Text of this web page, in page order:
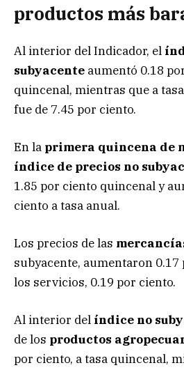
productos más
Al interior del Indicador, el
subyacente aumentó 0.18
quincenal, mientras que a
fue de 7.45 por ciento.
En la primera quincena de
índice de precios no
1.85 por ciento quincenal y
ciento a tasa anual.
Los precios de las
subyacente, aumentaron 0.17
los servicios, 0.19 por ciento.
Al interior del índice no
de los productos
por ciento, a tasa quincenal,